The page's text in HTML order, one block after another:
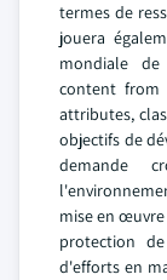
termes de
jouera
mondiale de
content from
attributes,
objectifs de
demande
mise en
protection
d'efforts en